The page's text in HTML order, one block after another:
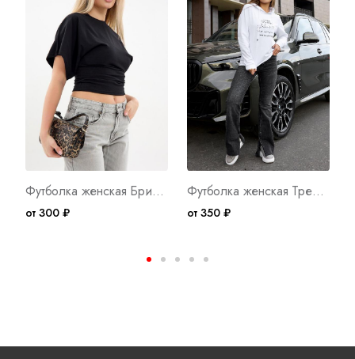
Футболка женская Бриз 2 Арт. 10666
от 300 ₽
Футболка женская Трейси Д/Р 2 Арт. 9690
от 350 ₽